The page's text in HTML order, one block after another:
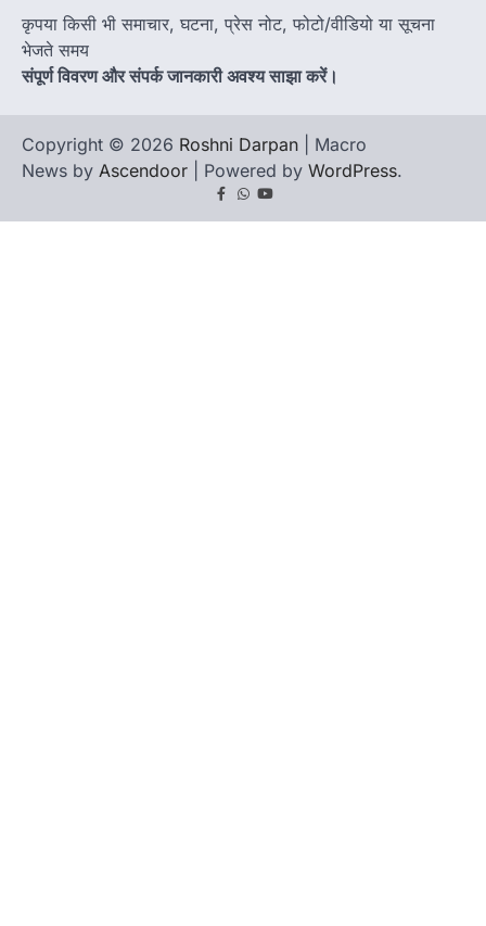
कृपया किसी भी समाचार, घटना, प्रेस नोट, फोटो/वीडियो या सूचना
भेजते समय
संपूर्ण विवरण और संपर्क जानकारी अवश्य साझा करें।
Copyright © 2026 Roshni Darpan | Macro
News by Ascendoor | Powered by WordPress.
Facebook
Whatsapp
youtube